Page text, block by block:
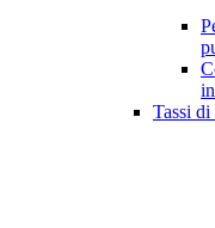
Tassi di